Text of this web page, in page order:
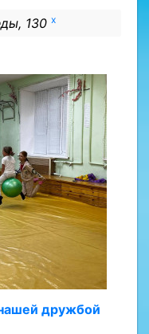
130 x
дружбой